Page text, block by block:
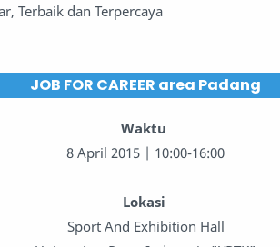
Terbaik dan Terpercaya
JOB FOR CAREER area Padang
Waktu
8 April 2015 | 10:00-16:00
Lokasi
Sport And Exhibition Hall